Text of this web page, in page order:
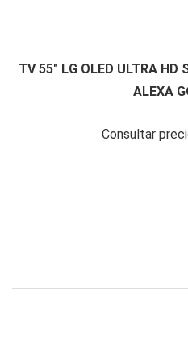
TV 55" LG OLED ULTRA HD
ALEXA
Consultar